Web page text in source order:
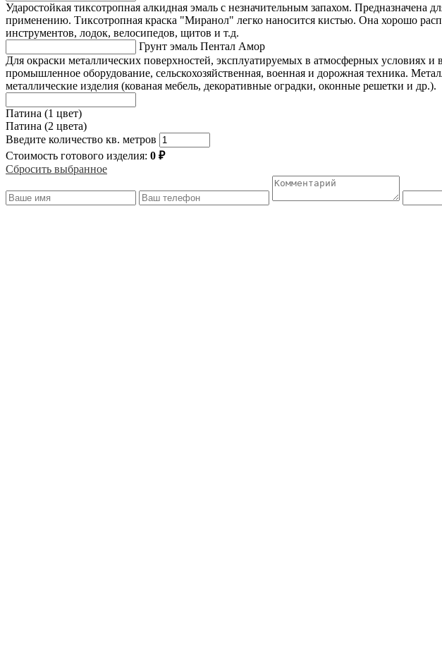
Ударостойкая тиксотропная алкидная эмаль с незначительным запахом.
применению. Тиксотропная краска "Миранол" легко наносится кистью. Она хорошо
инструментов, лодок, велосипедов, щитов и т.д.
Грунт эмаль Пентал Амор
Для окраски металлических поверхностей, эксплуатируемых в атмосферных
промышленное оборудование, сельскохозяйственная, военная и дорожная техника.
металлические изделия (кованая мебель, декоративные оградки, оконные решетки и др.).
Патина (1 цвет)
Патина (2 цвета)
Введите количество кв. метров
Стоимость готового изделия: 0 ₽
Сбросить выбранное